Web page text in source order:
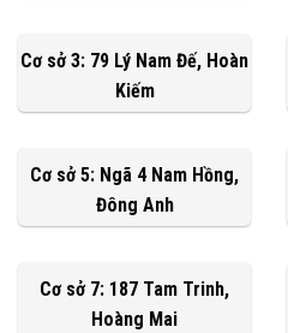
Cơ sở 3: 79 Lý Nam Đế, Hoàn
Kiếm
Cơ sở 5: Ngã 4 Nam Hồng,
Đông Anh
Cơ sở 7: 187 Tam Trinh,
Hoàng Mai